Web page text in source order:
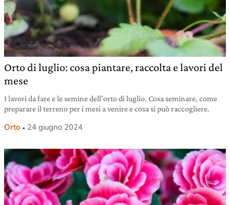
Orto di luglio: cosa piantare, raccolta e lavori del
mese
I lavori da fare e le semine dell’orto di luglio. Cosa seminare, come
preparare il terreno per i mesi a venire e cosa si può raccogliere.
Orto 24 giugno 2024